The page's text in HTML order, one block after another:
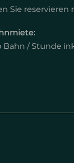
Sie reservieren
Bahn / Stunde